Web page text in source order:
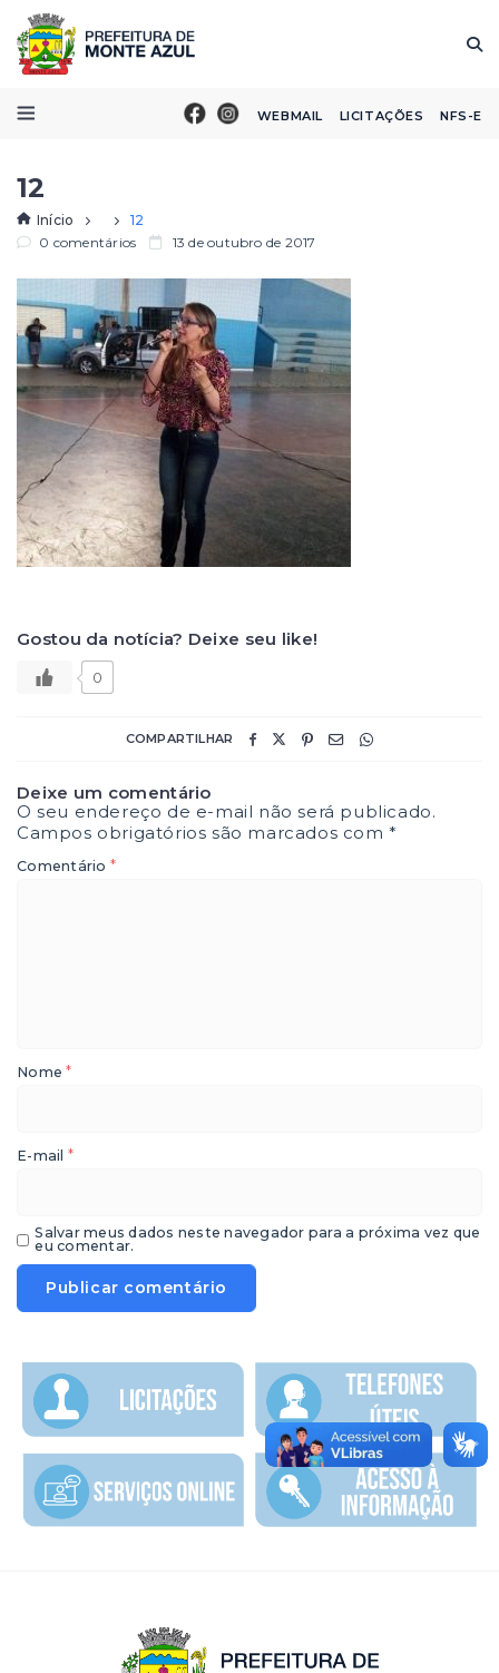
WEBMAIL LICITAÇÕES NFS-E
12
Início
12
0 comentários
13 de outubro de 2017
Gostou da notícia? Deixe seu like!
0
COMPARTILHAR
Deixe um comentário
O seu endereço de e-mail não será publicado.
Campos obrigatórios são marcados com*
Comentário *
Nome*
E-mail *
Salvar meus dados neste navegador para a próxima vez que
eu comentar.